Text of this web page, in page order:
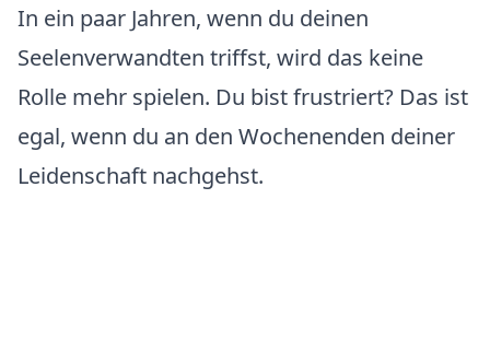
In ein paar Jahren, wenn du deinen
Seelenverwandten triffst, wird das keine
Rolle mehr spielen. Du bist frustriert? Das ist
egal, wenn du an den Wochenenden deiner
Leidenschaft nachgehst.